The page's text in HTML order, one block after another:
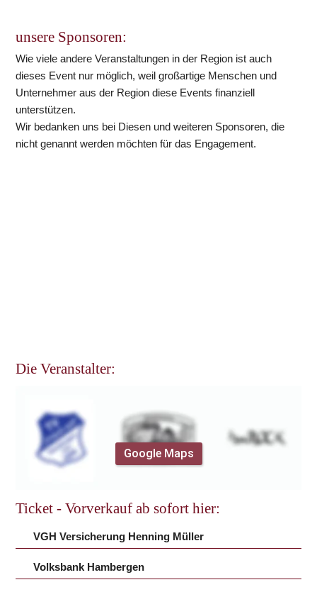
unsere Sponsoren:
Wie viele andere Veranstaltungen in der Region ist auch
dieses Event nur möglich, weil großartige Menschen und
Unternehmer aus der Region diese Events finanziell
unterstützen.
Wir bedanken uns bei Diesen und weiteren Sponsoren, die
nicht genannt werden möchten für das Engagement.
Die Veranstalter:
Hier findest Du uns den Weg zu uns:
Google Maps
Ticket - Vorverkauf ab sofort hier:
VGH Versicherung Henning Müller
Volksbank Hambergen